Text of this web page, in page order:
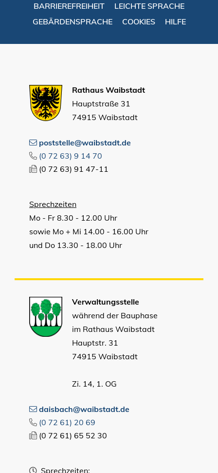
BARRIEREFREIHEIT
LEICHTE SPRACHE
GEBÄRDENSPRACHE
COOKIES HILFE
Rathaus Waibstadt
Hauptstraße 31
74915 Waibstadt
poststelle@waibstadt.de
(0 72 63) 9 14 70
(0 72 63) 91 47-11
Sprechzeiten
Mo - Fr 8.30 - 12.00 Uhr
sowie Mo + Mi 14.00 - 16.00 Uhr
und Do 13.30 - 18.00 Uhr
Verwaltungsstelle
während der Bauphase
im Rathaus Waibstadt
Hauptstr. 31
74915 Waibstadt
Zi. 14, 1. OG
daisbach@waibstadt.de
(0 72 61) 20 69
(0 72 61) 65 52 30
Sprechzeiten: